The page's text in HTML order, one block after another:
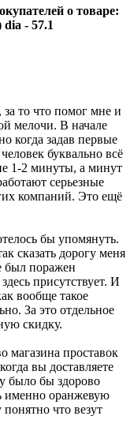
о товаре:
- 57.1
то что помог мне и
мелочи. В начале
когда задав первые
буквально всё
1-2 минуты, а минут
серьезные
компаний. Это ещё
бы упомянуть.
сказать дорогу меня
был поражен
присутствует. И
вообще такое
За это отдельное
скидку.
магазина проставок
вы доставляете
было бы здорово
именно оранжевую
что везут